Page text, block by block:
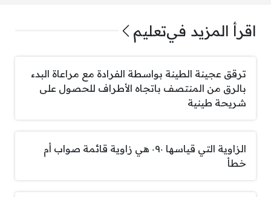
اقرأ المزيد فيتعليم
ترقق عجينة الطينة بواسطة الفرادة مع مراعاة البدء
بالرق من المنتصف باتجاه الأطراف للحصول على
شريحة طينية
الزاوية التي قياسها ٠٩٠ هي زاوية قائمة صواب أم
خطأ